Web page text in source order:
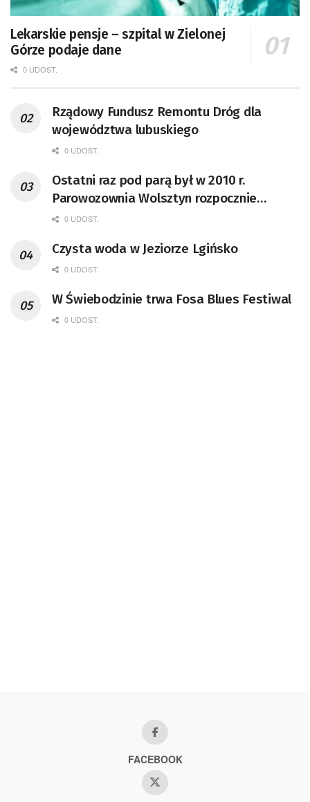
Lekarskie pensje – szpital w Zielonej
Górze podaje dane
0 UDOST.
Rządowy Fundusz Remontu Dróg dla
województwa lubuskiego
0 UDOST.
Ostatni raz pod parą był w 2010 r.
Parowozownia Wolsztyn rozpocznie
remont unikatowego Tr5-65
0 UDOST.
Czysta woda w Jeziorze Lgińsko
0 UDOST.
W Świebodzinie trwa Fosa Blues Festiwal
0 UDOST.
FACEBOOK